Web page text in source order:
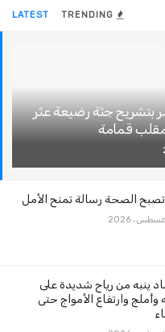
LATEST
بتشريح جثة رضيعة عثر
قمامة
الصحة رسالة تمنح الأمل
ينبه من رياح شديدة على
وأملج وارتفاع الأمواج حتى